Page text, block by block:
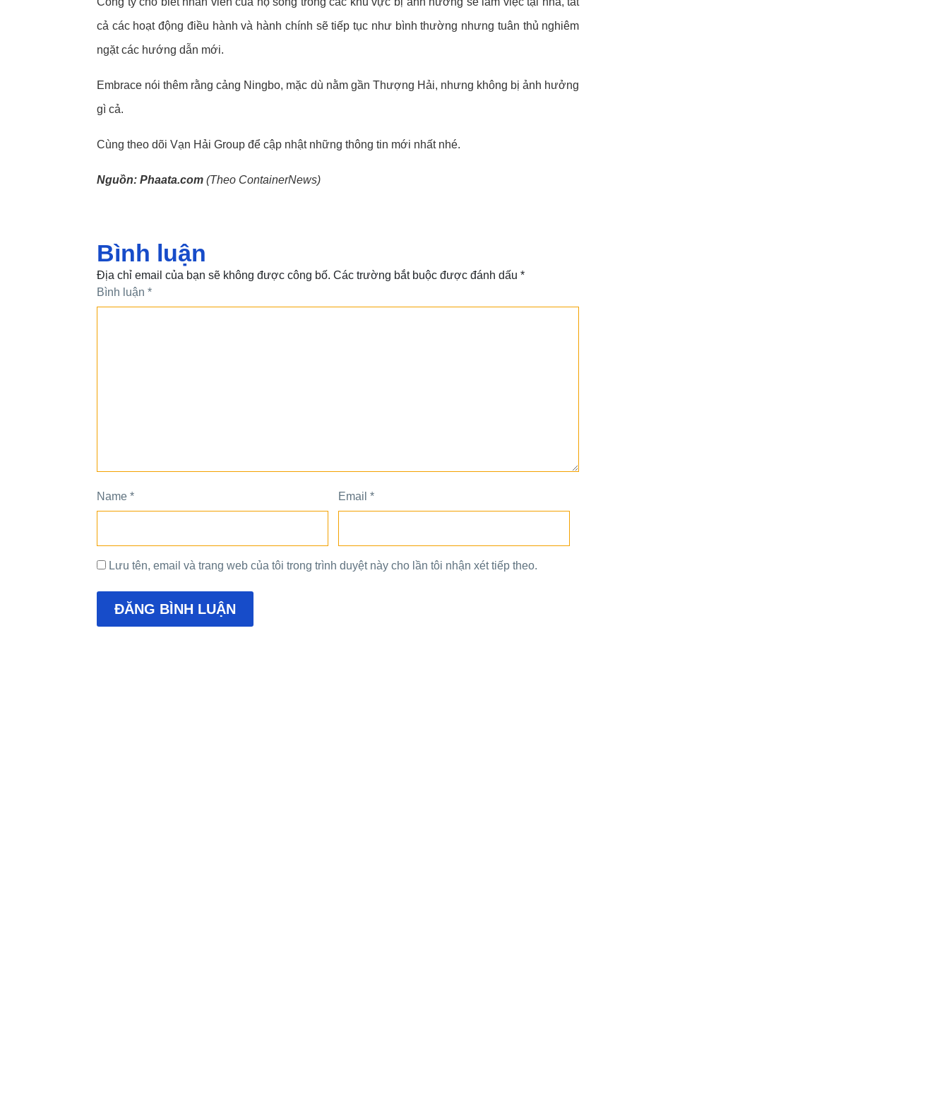
cả các hoạt động điều hành và hành chính sẽ tiếp tục như bình thường nhưng tuân thủ nghiêm
ngặt các hướng dẫn mới.
Embrace nói thêm rằng cảng Ningbo, mặc dù nằm gần Thượng Hải, nhưng không bị ảnh hưởng
gì cả.
Cùng theo dõi Vạn Hải Group để cập nhật những thông tin mới nhất nhé.
Nguồn: Phaata.com (Theo ContainerNews)
Bình luận
Địa chỉ email của bạn sẽ không được công bố. Các trường bắt buộc được đánh dấu *
Bình luận *
Name * Email *
Lưu tên, email và trang web của tôi trong trình duyệt này cho lần tôi nhận xét tiếp theo.